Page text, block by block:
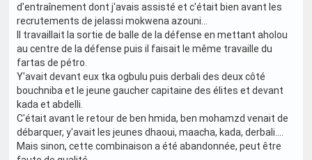
d'entraînement dont j'avais assisté et c'était bien avant les
recrutements de jelassi mokwena azouni...
Il travaillait la sortie de balle de la défense en mettant aholou
au centre de la défense puis il faisait le même travaille du
fartas de pétro.
Y'avait devant eux tka ogbulu puis derbali des deux côté
bouchniba et le jeune gaucher capitaine des élites et devant
kada et abdelli.
C'était avant le retour de ben hmida, ben mohamzd venait de
débarquer, y'avait les jeunes dhaoui, maacha, kada, derbali....
Mais sinon, cette combinaison a été abandonnée, peut être